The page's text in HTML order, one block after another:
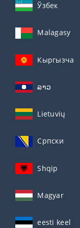
Ўзбек
Malagasy
Кыргызча
ລາວ
Lietuvių
Српски
Shqip
Magyar
eesti keel